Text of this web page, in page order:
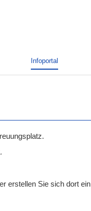
Infoportal
erstellen Sie sich dort ein